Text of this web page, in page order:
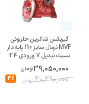
گیربکس شاکرین حلزونی
MVF نرمال سایز 110 پایه دار
نسبت تبدیل 7 ورودی 24
پوسته چدن
39,050,000تومان
40,490,000تومان 4%